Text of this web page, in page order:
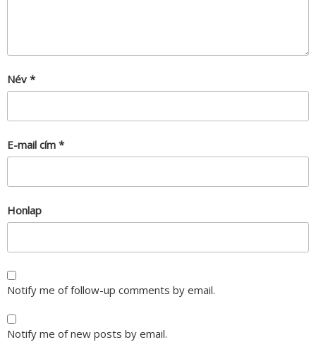
Név *
E-mail cím *
Honlap
Notify me of follow-up comments by email.
Notify me of new posts by email.